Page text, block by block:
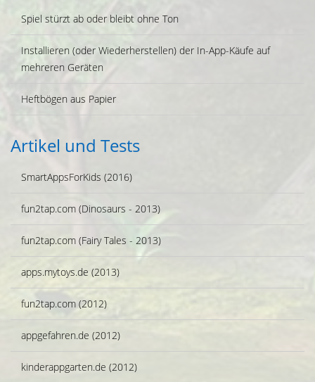
Spiel stürzt ab oder bleibt ohne Ton
Installieren (oder Wiederherstellen) der In-App-Käufe auf
mehreren Geräten
Heftbögen aus Papier
Artikel und Tests
SmartAppsForKids (2016)
fun2tap.com (Dinosaurs - 2013)
fun2tap.com (Fairy Tales - 2013)
apps.mytoys.de (2013)
fun2tap.com (2012)
appgefahren.de (2012)
kinderappgarten.de (2012)